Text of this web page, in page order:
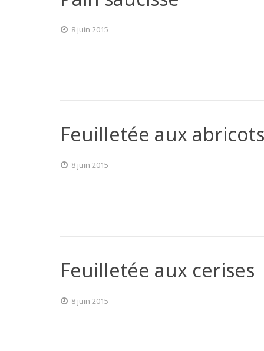
8 juin 2015
Feuilletée aux abricots
8 juin 2015
Feuilletée aux cerises
8 juin 2015